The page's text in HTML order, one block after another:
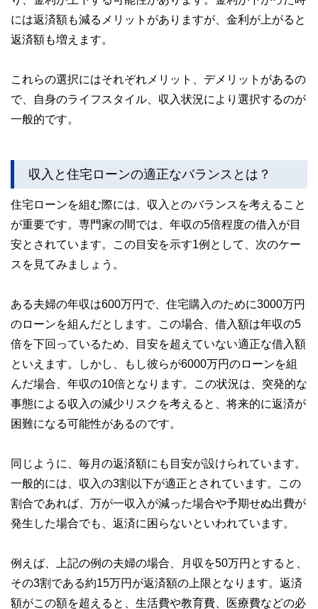
には返済額も減るメリットがありますが、金利が上がると
返済額も増えます。
これらの選択にはそれぞれメリット、デメリットがあるの
で、自身のライフスタイル、収入状況により選択するのが
一般的です。
収入と住宅ローンの適正なバランスとは？
住宅ローンを組む際には、収入とのバランスを考えること
が重要です。専門家の間では、年収の5倍程度の借入が目
安とされています。この目安を示す1例として、次のケー
スを見てみましょう。
ある夫婦の年収は600万円で、住宅購入のために3000万円
のローンを組んだとします。この場合、借入額は年収の5
倍を下回っているため、目安を超えていない適正な借入額
といえます。しかし、もし彼らが6000万円のローンを組
んだ場合、年収の10倍となります。この状況は、突発的な
事態による収入の減少リスクを考えると、将来的に返済が
困難になる可能性があるのです。
同じように、毎月の返済額にも目安が設けられています。
一般的には、収入の3割以下が適正とされています。この
割合であれば、万が一収入が減った場合や予期せぬ出費が
発生した場合でも、返済に困らないといわれています。
例えば、上記の例の夫婦の場合、月収を50万円とすると、
その3割である約15万円が返済額の上限となります。返済
額がこの額を超えると、生活費や教育費、医療費などの必